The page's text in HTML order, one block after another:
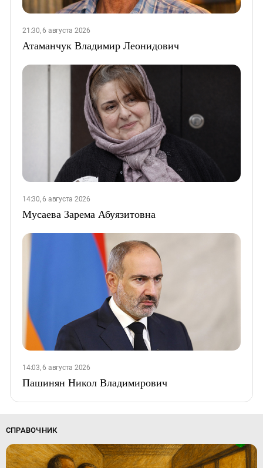
21:30, 6 августа 2026
Атаманчук Владимир Леонидович
14:30, 6 августа 2026
Мусаева Зарема Абуязитовна
14:03, 6 августа 2026
Пашинян Никол Владимирович
СПРАВОЧНИК